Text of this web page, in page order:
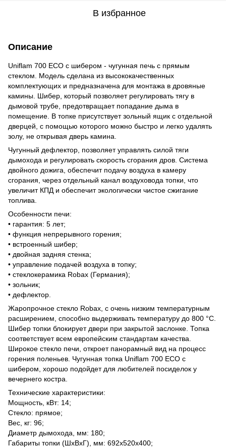
В избранное
Описание
Uniflam 700 ЕСО с шибером - чугунная печь с прямым
стеклом. Модель сделана из высококачественных
комплектующих и предназначена для монтажа в дровяные
камины. Шибер, который позволяет регулировать тягу в
дымовой трубе, предотвращает попадание дыма в
помещение. В топке присутствует зольный ящик с отдельной
дверцей, с помощью которого можно быстро и легко удалять
золу, не открывая дверь камина.
Чугунный дефлектор, позволяет управлять силой тяги
дымохода и регулировать скорость сгорания дров. Система
двойного дожига, обеспечит подачу воздуха в камеру
сгорания, через отдельный канал воздуховода топки, что
увеличит КПД и обеспечит экологически чистое сжигание
топлива.
Особенности печи:
• гарантия: 5 лет;
• функция непрерывного горения;
• встроенный шибер;
• двойная задняя стенка;
• управление подачей воздуха в топку;
• стеклокерамика Robax (Германия);
• зольник;
• дефлектор.
Жаропрочное стекло Robax, с очень низким температурным
расширением, способно выдерживать температуру до 800 °С.
Шибер топки блокирует двери при закрытой заслонке. Топка
соответствует всем европейским стандартам качества.
Широкое стекло печи, откроет панорамный вид на процесс
горения поленьев. Чугунная топка Uniflam 700 ЕСО с
шибером, хорошо подойдет для любителей посиделок у
вечернего костра.
Технические характеристики:
Мощность, кВт: 14;
Стекло: прямое;
Вес, кг: 96;
Диаметр дымохода, мм: 180;
Габариты топки (ШхВхГ), мм: 692х520х400;